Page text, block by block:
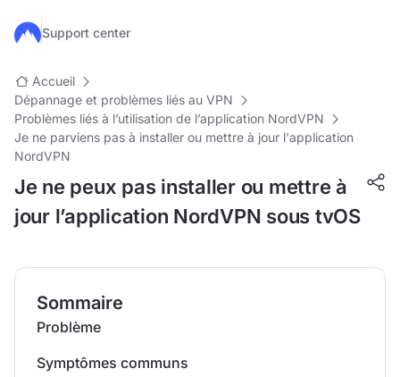
Passer au contenu principal
Support center
Accueil
Dépannage et problèmes liés au VPN
Problèmes liés à l’utilisation de l’application NordVPN
Je ne parviens pas à installer ou mettre à jour l'application
NordVPN
Je ne peux pas installer ou mettre à
jour l’application NordVPN sous tvOS
Sommaire
Problème
Symptômes communs